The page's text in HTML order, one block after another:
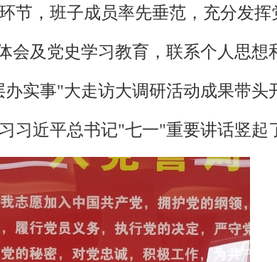
节，班子成员率先垂范，充分发挥
会及党史学习教育，联系个人思想
实事"大走访大调研活动成果带头
习近平总书记"七一"重要讲话竖起